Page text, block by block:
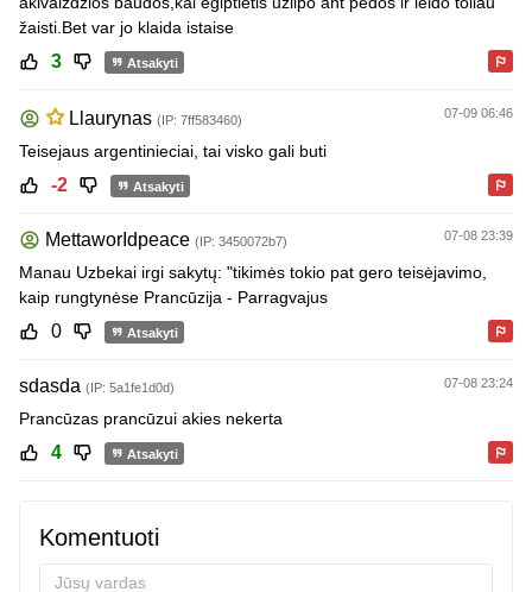
žaisti.Bet var jo klaida istaise
3 Atsakyti
Llaurynas (IP: 7ff583460) 07-09 06:46
Teisejaus argentinieciai, tai visko gali buti
-2 Atsakyti
MettaworIdpeace (IP: 3450072b7) 07-08 23:39
Manau Uzbekai irgi sakytų: "tikimės tokio pat gero teisėjavimo,
kaip rungtynėse Prancūzija - Parragvajus
0 Atsakyti
sdasda (IP: 5a1fe1d0d) 07-08 23:24
Prancūzas prancūzui akies nekerta
4 Atsakyti
Komentuoti